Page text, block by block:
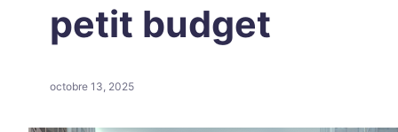
petit budget
octobre 13, 2025